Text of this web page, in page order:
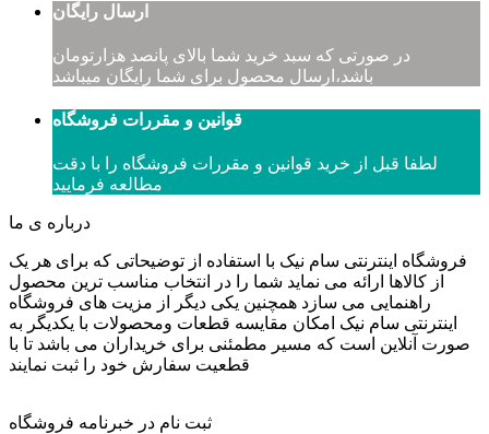
ارسال رایگان
در صورتی که سبد خرید شما بالای پانصد هزارتومان
باشد،ارسال محصول برای شما رایگان میباشد
قوانین و مقررات فروشگاه
لطفا قبل از خرید قوانین و مقررات فروشگاه را با دقت
مطالعه فرمایید
درباره ی ما
فروشگاه اینترنتی سام نیک با استفاده از توضیحاتی که برای هر یک
از کالاها ارائه می نماید شما را در انتخاب مناسب ترین محصول
راهنمایی می سازد همچنین یکی دیگر از مزیت های فروشگاه
اینترنتی سام نیک امکان مقایسه قطعات ومحصولات با یکدیگر به
صورت آنلاین است که مسیر مطمئنی برای خریداران می باشد تا با
قطعیت سفارش خود را ثبت نمایند
ثبت نام در خبرنامه فروشگاه